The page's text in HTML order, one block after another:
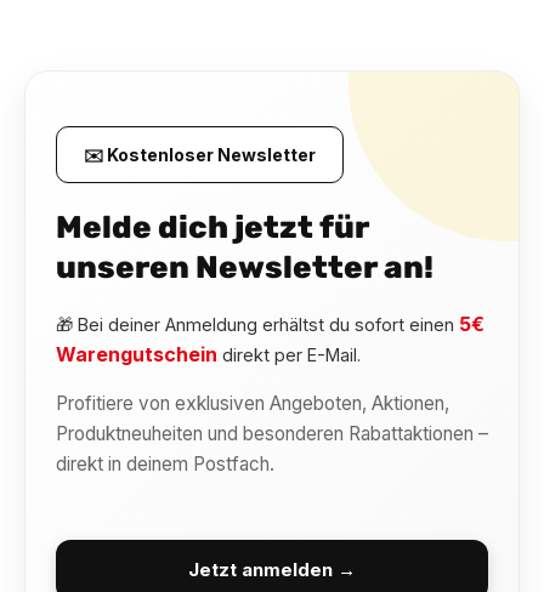
✉️ Kostenloser Newsletter
Melde dich jetzt für
unseren Newsletter an!
🎁 Bei deiner Anmeldung erhältst du sofort einen 5€
Warengutschein direkt per E-Mail.
Profitiere von exklusiven Angeboten, Aktionen,
Produktneuheiten und besonderen Rabattaktionen –
direkt in deinem Postfach.
Jetzt anmelden →